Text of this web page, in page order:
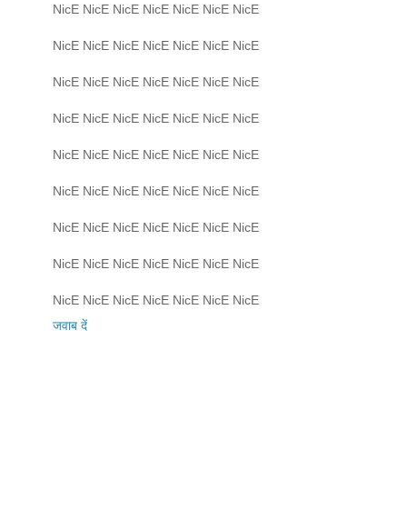
NicE NicE NicE NicE NicE NicE NicE
NicE NicE NicE NicE NicE NicE NicE
NicE NicE NicE NicE NicE NicE NicE
NicE NicE NicE NicE NicE NicE NicE
NicE NicE NicE NicE NicE NicE NicE
NicE NicE NicE NicE NicE NicE NicE
NicE NicE NicE NicE NicE NicE NicE
NicE NicE NicE NicE NicE NicE NicE
NicE NicE NicE NicE NicE NicE NicE
जवाब दें